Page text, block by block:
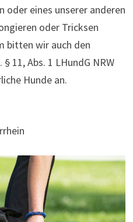
oder eines unserer anderen
oder Tricksen
bitten wir auch den
11, Abs. 1 LHundG NRW
Hunde an.